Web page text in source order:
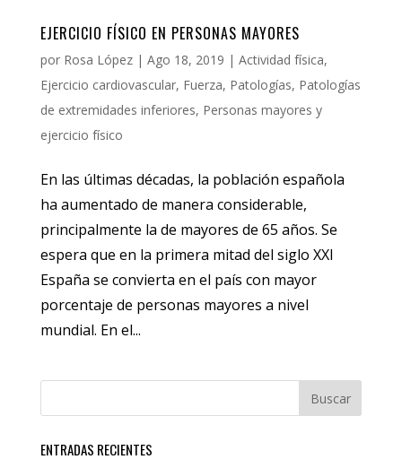
EJERCICIO FÍSICO EN PERSONAS MAYORES
por Rosa López| Ago 18, 2019 | Actividad física,
Ejercicio cardiovascular, Fuerza, Patologías, Patologías
de extremidades inferiores, Personas mayores y
ejercicio físico
En las últimas décadas, la población española
ha aumentado de manera considerable,
principalmente la de mayores de 65 años. Se
espera que en la primera mitad del siglo XXI
España se convierta en el país con mayor
porcentaje de personas mayores a nivel
mundial. En el...
ENTRADAS RECIENTES